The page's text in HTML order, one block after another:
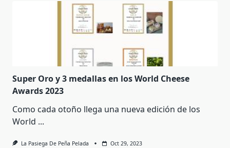
Super Oro y 3 medallas en los World Cheese
Awards 2023
Como cada otoño llega una nueva edición de los
World ...
La Pasiega De Peña Pelada Oct 29, 2023